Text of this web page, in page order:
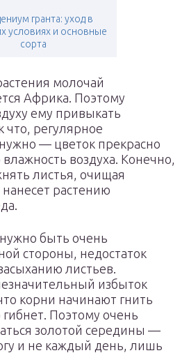
гранта: уход в
условиях и основные
сорта
молочай
Африка. Поэтому
ему привыкать
что, регулярное
— цветок прекрасно
воздуха. Конечно,
листья, очищая
растению
быть очень
стороны, недостаток
листьев.
избыток
корни начинают гнить
Поэтому очень
золотой середины —
и не каждый день, лишь